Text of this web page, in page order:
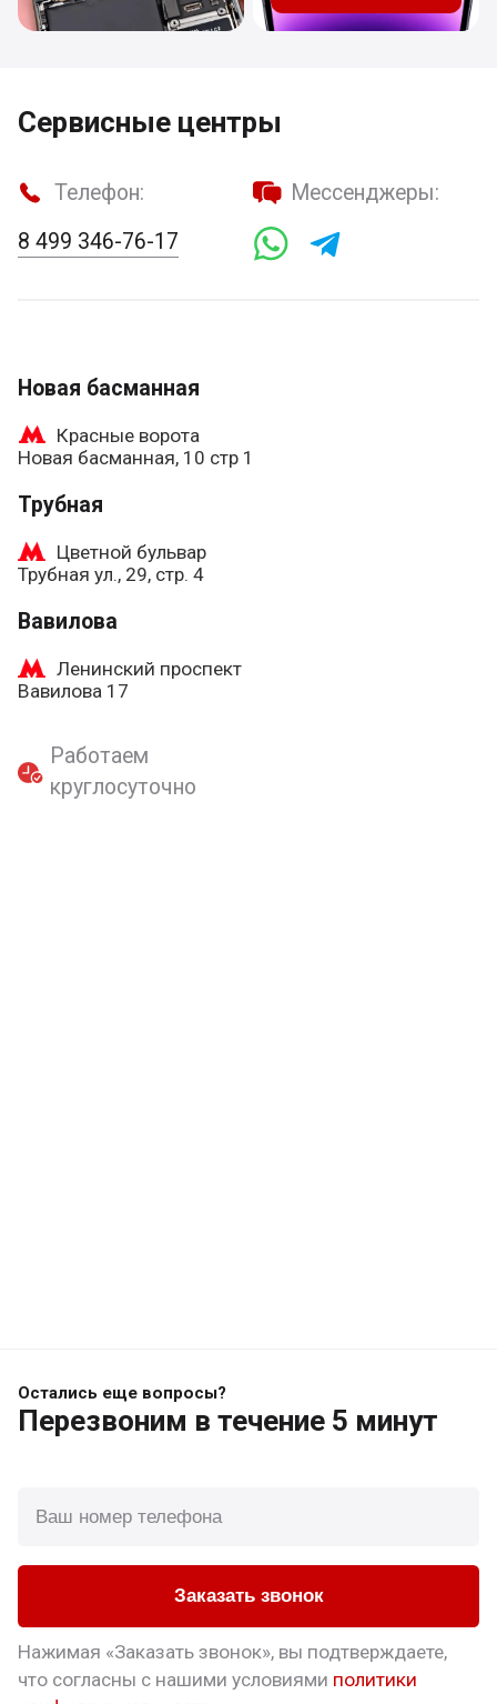
Сервисные центры
Телефон:
8 499 346-76-17
Мессенджеры:
Новая басманная
Красные ворота
Новая басманная, 10 стр 1
Трубная
Цветной бульвар
Трубная ул., 29, стр. 4
Вавилова
Ленинский проспект
Вавилова 17
Работаем
круглосуточно
Остались еще вопросы?
Перезвоним в течение 5 минут
Заказать звонок
Нажимая «Заказать звонок», вы подтверждаете,
что согласны с нашими условиями политики